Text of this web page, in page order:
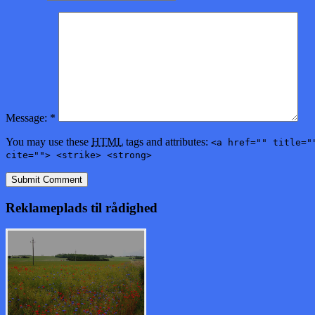
Message: *
You may use these HTML tags and attributes: <a href=""
cite=""> <strike> <strong>
Reklameplads til rådighed